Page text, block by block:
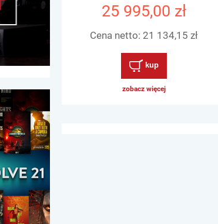
25 995,00 zł
Cena netto: 21 134,15 zł
kup
zobacz więcej